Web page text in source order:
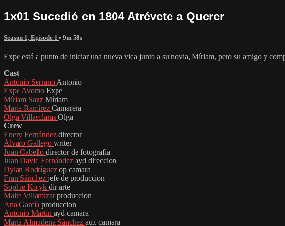
1x01 Sucedió en 1804 Atrévete a Querer
Season 1, Episode 1 • 9m 58s
Expe está a punto de iniciar una nueva vida junto a su novia, Míriam, pero su amigo y
Cast
Antonio Serrano Antonio
Expe Avomo Expe
Míriam Sanz Míriam
María Ramírez Camarera
Olga Villasclaras Olga
Crew
Enery Fernández director
Álvaro Gallego writer
Juan Cabello director de fotografía
Juan David Fernández ayd direccion
Dylan Rodríguez op camara
Fran Sánchez jefe de produccion
Sophie Kotyk dir arte
Maite Villamizarproduccion
Ana García produccion
Antonio Martín ayd camara
María Almudena Sánchez aux camara